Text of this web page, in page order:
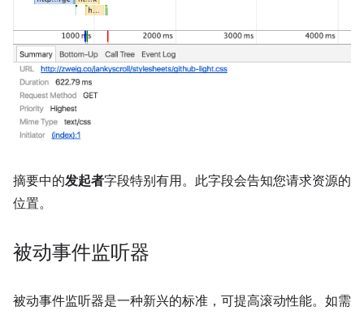
摘要中的发起者字段特别有用。此字段会告知您请求资源的
位置。
被动事件监听器
被动事件监听器是一种新兴的标准，可提高滚动性能。如需